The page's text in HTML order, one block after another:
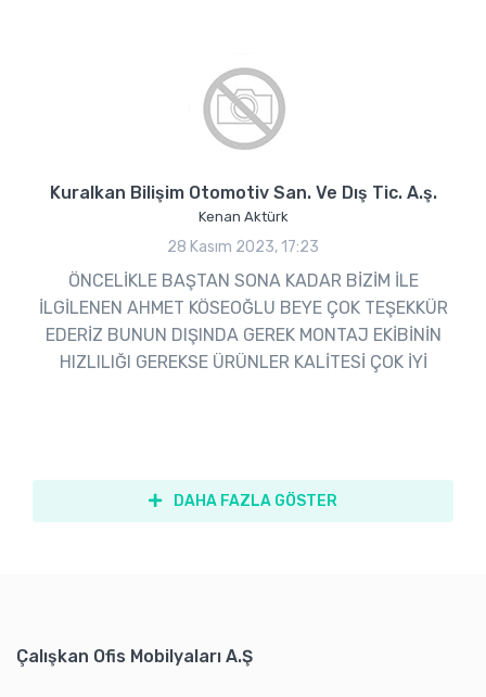
Kuralkan Bilişim Otomotiv San. Ve Dış Tic. A.ş.
Kenan Aktürk
28 Kasım 2023, 17:23
ÖNCELİKLE BAŞTAN SONA KADAR BİZİM İLE
İLGİLENEN AHMET KÖSEOĞLU BEYE ÇOK TEŞEKKÜR
EDERİZ BUNUN DIŞINDA GEREK MONTAJ EKİBİNİN
HIZLILIĞI GEREKSE ÜRÜNLER KALİTESİ ÇOK İYİ
DAHA FAZLA GÖSTER
Çalışkan Ofis Mobilyaları A.Ş